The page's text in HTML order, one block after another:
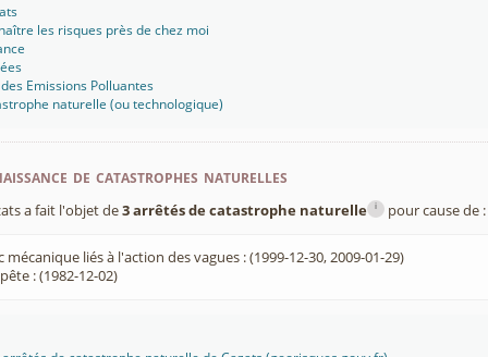
les risques près de chez moi
Emissions Polluantes
naturelle (ou technologique)
de catastrophes naturelles
a fait l'objet de3 arrêtés de catastrophe naturelle i pour cause de :
liés à l'action des vagues : (1999-12-30, 2009-01-29)
: (1982-12-02)